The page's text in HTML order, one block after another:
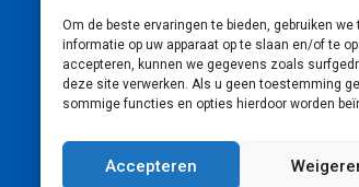
Om de beste ervaringen te bieden, gebruiken
informatie op uw apparaat op te slaan en/of te
accepteren, kunnen we gegevens zoals
deze site verwerken. Als u geen toestemming
sommige functies en opties hierdoor worden
Accepteren